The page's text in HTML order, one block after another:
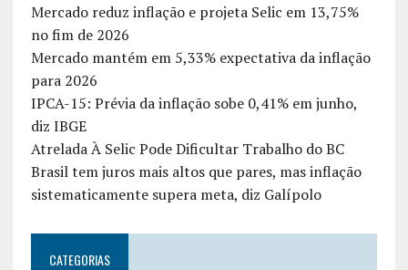
Mercado reduz inflação e projeta Selic em 13,75%
no fim de 2026
Mercado mantém em 5,33% expectativa da inflação
para 2026
IPCA-15: Prévia da inflação sobe 0,41% em junho,
diz IBGE
Atrelada À Selic Pode Dificultar Trabalho do BC
Brasil tem juros mais altos que pares, mas inflação
sistematicamente supera meta, diz Galípolo
CATEGORIAS